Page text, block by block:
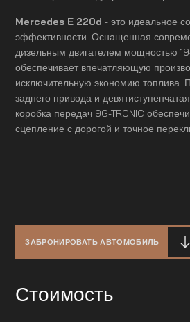
Mercedes E 220d - это идеальное
эффективности. Оснащенная
дизельным двигателем мощностью
обеспечивает впечатляющую
исключительную экономию топлива.
заднего привода и
коробка передач 9G-TRONIC
сцепление с дорогой и точное
ЗАБРОНИРОВАТЬ АВТОМОБИЛЬ
Стоимость